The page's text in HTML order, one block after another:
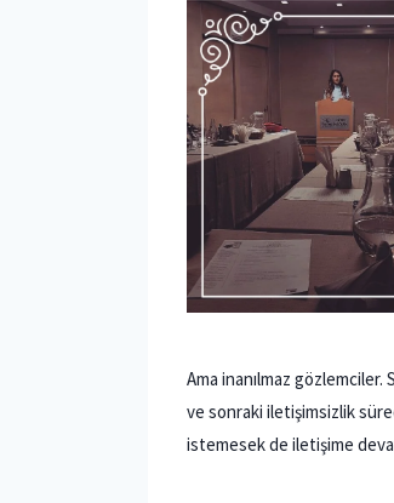
Ama inanılmaz
ve sonraki iletişimsizlik
istemesek de iletişime